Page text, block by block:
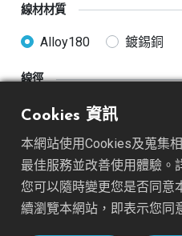
線材材質
Alloy180 鍍錫銅
線徑
26AWG
線材長度
50mm(2")
Cookies 資訊
本網站使用Cookies及蒐集
最佳服務並改善使用體驗。
您可以隨時變更您是否同意
續瀏覽本網站，即表示您同